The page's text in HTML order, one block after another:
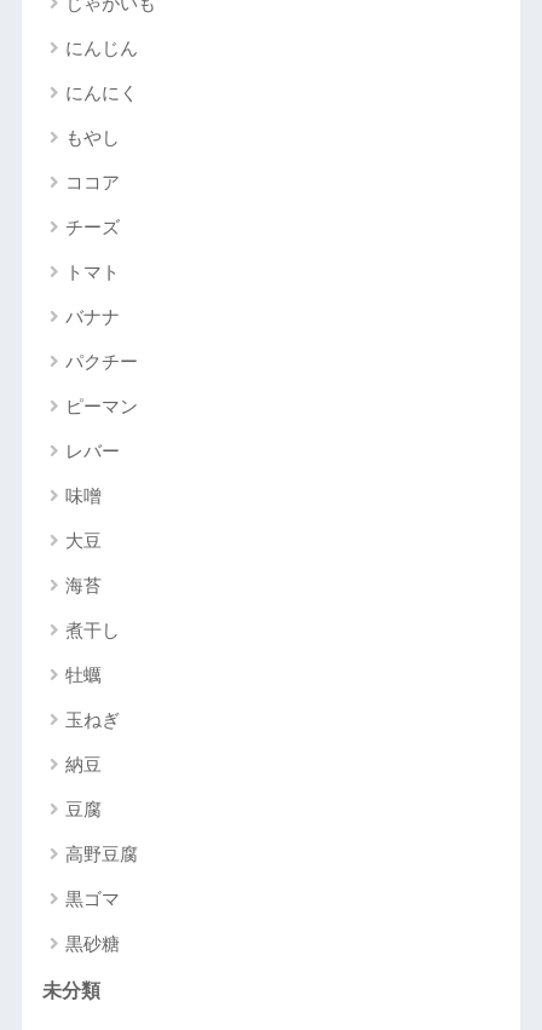
にんじん
にんにく
もやし
ココア
チーズ
トマト
バナナ
パクチー
ピーマン
レバー
味噌
大豆
海苔
煮干し
牡蠣
玉ねぎ
納豆
豆腐
高野豆腐
黒ゴマ
黒砂糖
未分類